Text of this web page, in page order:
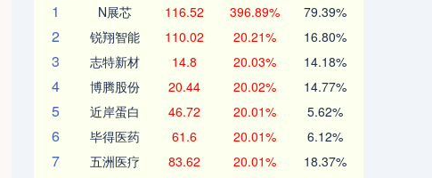
1
N展芯 116.52 396.89% 79.39%
2 锐翔智能 110.02 20.21% 16.80%
3 志特新材 14.8 20.03% 14.18%
4 博腾股份 20.44 20.02% 14.77%
5 近岸蛋白 46.72 20.01% 5.62%
6 毕得医药 61.6 20.01% 6.12%
7 五洲医疗 83.62 20.01% 18.37%